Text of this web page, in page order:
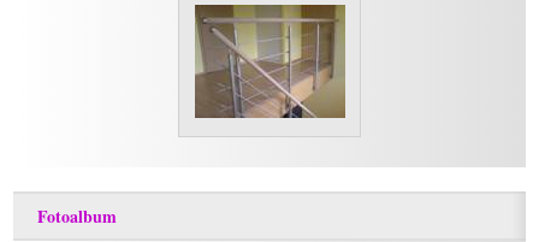
Fotoalbum